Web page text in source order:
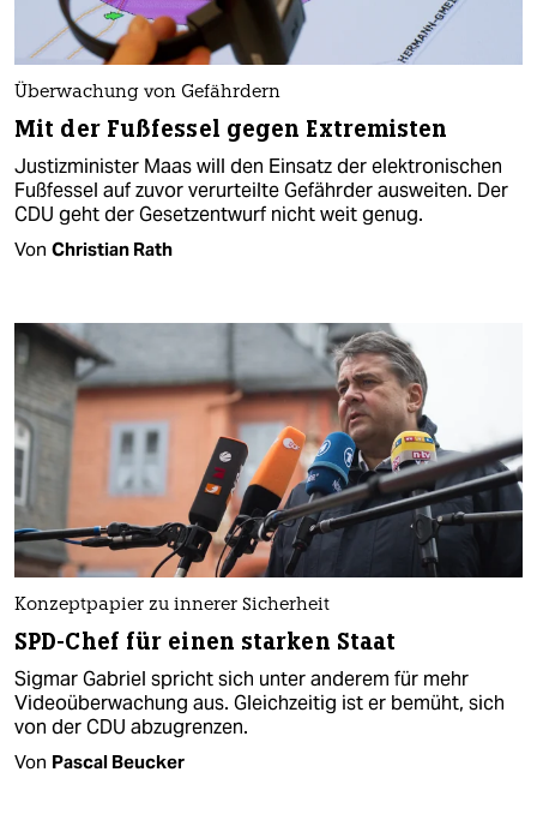
Überwachung von Gefährdern
Mit der Fußfessel gegen Extremisten
Justizminister Maas will den Einsatz der elektronischen
Fußfessel auf zuvor verurteilte Gefährder ausweiten. Der
CDU geht der Gesetzentwurf nicht weit genug.
Von Christian Rath
Konzeptpapier zu innerer Sicherheit
SPD-Chef für einen starken Staat
Sigmar Gabriel spricht sich unter anderem für mehr
Videoüberwachung aus. Gleichzeitig ist er bemüht, sich
von der CDU abzugrenzen.
Von Pascal Beucker